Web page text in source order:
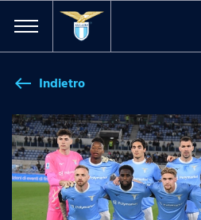
west Indietro